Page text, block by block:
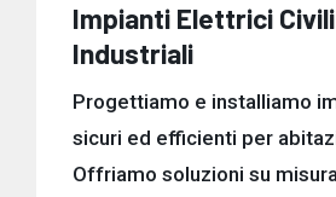
Impianti Elettrici
Industriali
Progettiamo e installiamo
sicuri ed efficienti per
Offriamo soluzioni su